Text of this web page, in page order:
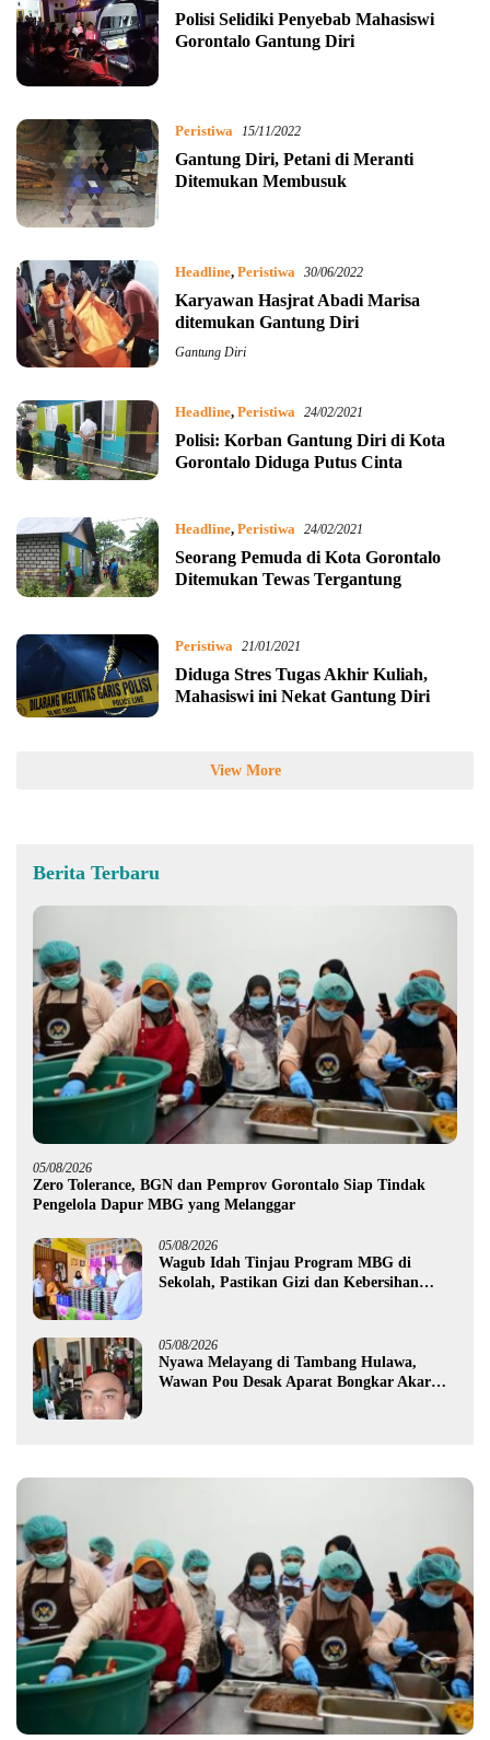
Polisi Selidiki Penyebab Mahasiswi
Gorontalo Gantung Diri
Peristiwa 15/11/2022
Gantung Diri, Petani di Meranti
Ditemukan Membusuk
Headline, Peristiwa 30/06/2022
Karyawan Hasjrat Abadi Marisa
ditemukan Gantung Diri
Gantung Diri
Headline, Peristiwa 24/02/2021
Polisi: Korban Gantung Diri di Kota
Gorontalo Diduga Putus Cinta
Headline, Peristiwa 24/02/2021
Seorang Pemuda di Kota Gorontalo
Ditemukan Tewas Tergantung
Peristiwa 21/01/2021
Diduga Stres Tugas Akhir Kuliah,
Mahasiswi ini Nekat Gantung Diri
View More
Berita Terbaru
05/08/2026
Zero Tolerance, BGN dan Pemprov Gorontalo Siap Tindak
Pengelola Dapur MBG yang Melanggar
05/08/2026
Wagub Idah Tinjau Program MBG di
Sekolah, Pastikan Gizi dan Kebersihan
05/08/2026
Nyawa Melayang di Tambang Hulawa,
Wawan Pou Desak Aparat Bongkar Akar